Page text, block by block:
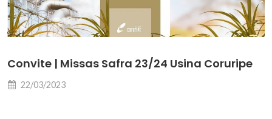
Convite | Missas Safra 23/24 Usina Coruripe
22/03/2023